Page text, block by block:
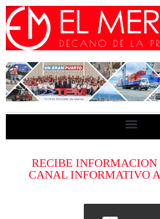
RECIBE INFORMACION
CANAL INFORMATIVO